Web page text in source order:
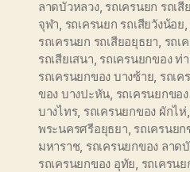
ลาดบัวหลวง, รถเครนยก รถเสี
จุฬา รถเครนยก รถเสียวังน้อย
รถเครนยก รถเสียอยุธยา รถเ
รถเสียเสนา รถเครนยกของ ท่า
รถเครนยกของ บางซ้าย รถเค
ของ บางปะหัน รถเครนยกขอ
บางไทร, รถเครนยกของ ผักไห่
พระนครศรีอยุธยา รถเครนย
มหาราช, รถเครนยกของ ลาด
รถเครนยกของ อุทัย รถเครน